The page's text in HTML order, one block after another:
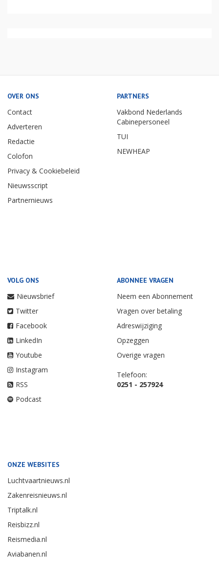
OVER ONS
Contact
Adverteren
Redactie
Colofon
Privacy & Cookiebeleid
Nieuwsscript
Partnernieuws
PARTNERS
Vakbond Nederlands
Cabinepersoneel
TUI
NEWHEAP
VOLG ONS
Nieuwsbrief
Twitter
Facebook
LinkedIn
Youtube
Instagram
RSS
Podcast
ABONNEE VRAGEN
Neem een Abonnement
Vragen over betaling
Adreswijziging
Opzeggen
Overige vragen
Telefoon:
0251 - 257924
ONZE WEBSITES
Luchtvaartnieuws.nl
Zakenreisnieuws.nl
Triptalk.nl
Reisbizz.nl
Reismedia.nl
Aviabanen.nl